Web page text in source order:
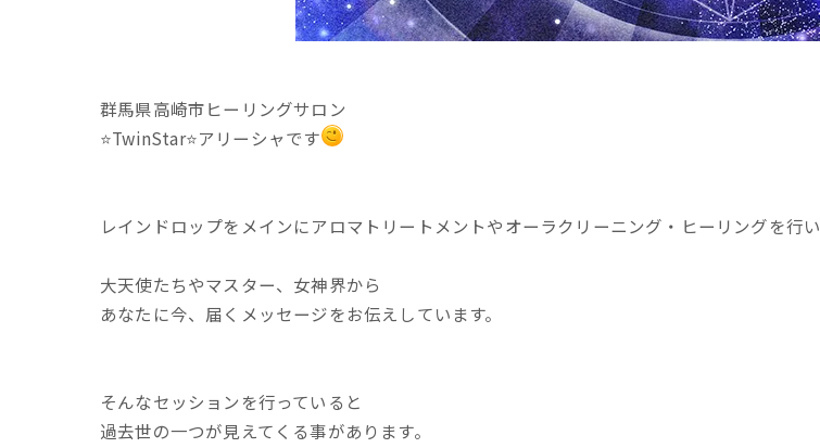
群馬県高崎市ヒーリングサロン
⭐️TwinStar⭐️アリーシャです
レインドロップをメインにアロマトリートメントやオーラクリーニング・ヒーリングを行い
大天使たちやマスター、女神界から
あなたに今、届くメッセージをお伝えしています。
そんなセッションを行っていると
過去世の一つが見えてくる事があります。